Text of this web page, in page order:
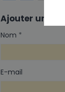
Ajouter un
Nom
E-mail